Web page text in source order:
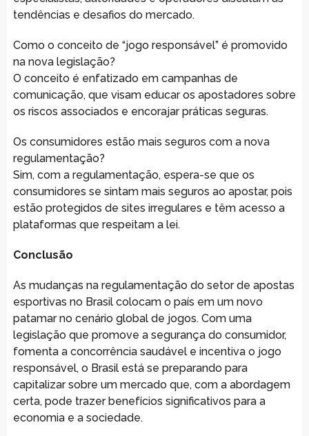
tendências e desafios do mercado.
Como o conceito de “jogo responsável” é promovido
na nova legislação?
O conceito é enfatizado em campanhas de
comunicação, que visam educar os apostadores sobre
os riscos associados e encorajar práticas seguras.
Os consumidores estão mais seguros com a nova
regulamentação?
Sim, com a regulamentação, espera-se que os
consumidores se sintam mais seguros ao apostar, pois
estão protegidos de sites irregulares e têm acesso a
plataformas que respeitam a lei.
Conclusão
As mudanças na regulamentação do setor de apostas
esportivas no Brasil colocam o país em um novo
patamar no cenário global de jogos. Com uma
legislação que promove a segurança do consumidor,
fomenta a concorrência saudável e incentiva o jogo
responsável, o Brasil está se preparando para
capitalizar sobre um mercado que, com a abordagem
certa, pode trazer benefícios significativos para a
economia e a sociedade.